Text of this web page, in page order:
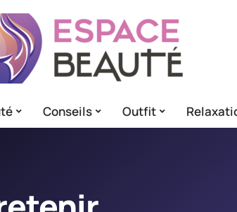
Conseils Outfit